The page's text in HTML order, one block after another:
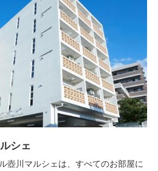
シェ
壺川マルシェは、すべてのお部屋に